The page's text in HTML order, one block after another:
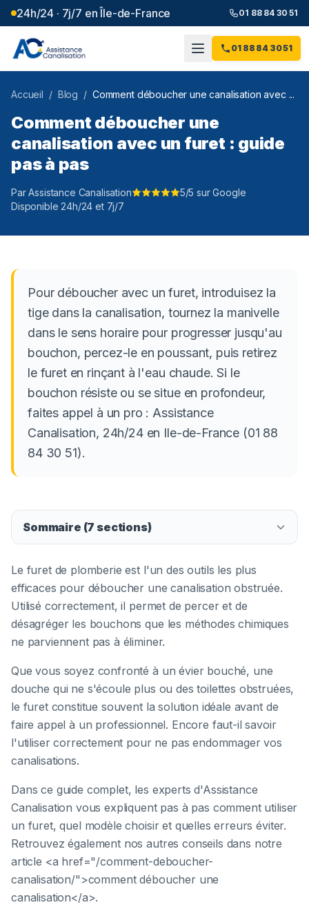
24h/24 · 7j/7 en Île-de-France 01 88 84 30 51
01 88 84 30 51
Accueil / Blog / Comment déboucher une canalisation avec ...
Comment déboucher une
canalisation avec un furet : guide
pas à pas
Par Assistance Canalisation
5/5 sur Google
Disponible 24h/24 et 7j/7
Pour déboucher avec un furet, introduisez la
tige dans la canalisation, tournez la manivelle
dans le sens horaire pour progresser jusqu'au
bouchon, percez-le en poussant, puis retirez
le furet en rinçant à l'eau chaude. Si le
bouchon résiste ou se situe en profondeur,
faites appel à un pro : Assistance
Canalisation, 24h/24 en Ile-de-France (01 88
84 30 51).
Sommaire (7 sections)
Le furet de plomberie est l'un des outils les plus
efficaces pour déboucher une canalisation obstruée.
Utilisé correctement, il permet de percer et de
désagréger les bouchons que les méthodes chimiques
ne parviennent pas à éliminer.
Que vous soyez confronté à un évier bouché, une
douche qui ne s'écoule plus ou des toilettes obstruées,
le furet constitue souvent la solution idéale avant de
faire appel à un professionnel. Encore faut-il savoir
l'utiliser correctement pour ne pas endommager vos
canalisations.
Dans ce guide complet, les experts d'Assistance
Canalisation vous expliquent pas à pas comment utiliser
un furet, quel modèle choisir et quelles erreurs éviter.
Retrouvez également nos autres conseils dans notre
article <a href="/comment-deboucher-
canalisation/">comment déboucher une
canalisation</a>.